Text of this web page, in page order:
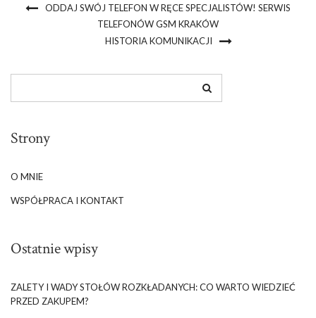
ODDAJ SWÓJ TELEFON W RĘCE SPECJALISTÓW! SERWIS
TELEFONÓW GSM KRAKÓW
HISTORIA KOMUNIKACJI
Strony
O MNIE
WSPÓŁPRACA I KONTAKT
Ostatnie wpisy
ZALETY I WADY STOŁÓW ROZKŁADANYCH: CO WARTO WIEDZIEĆ
PRZED ZAKUPEM?